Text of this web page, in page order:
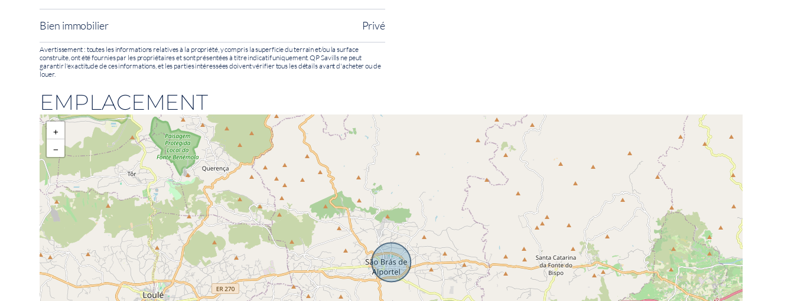
Bien immobilier Privé
Avertissement : toutes les informations relatives à la propriété, y compris la superficie du terrain et/ou la surface
construite, ont été fournies par les propriétaires et sont présentées à titre indicatif uniquement. QP Savills ne peut
garantir l'exactitude de ces informations, et les parties intéressées doivent vérifier tous les détails avant d'acheter ou de
louer.
EMPLACEMENT
+
−